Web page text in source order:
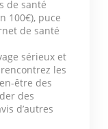
de santé
100€), puce
de santé
sérieux et
les
être des
des
d’autres